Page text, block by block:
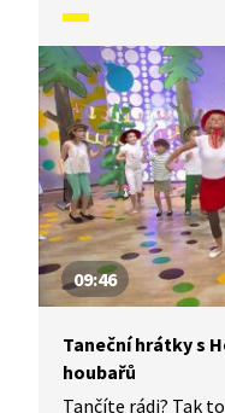
vás inspirovali a
každého tanečního
jak to vypadá, když
09:46
Taneční hrátky s
houbařů
Tančíte rádi? Tak